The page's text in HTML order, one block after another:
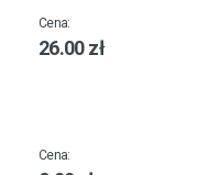
Cena:
26.00 zł
Cena: